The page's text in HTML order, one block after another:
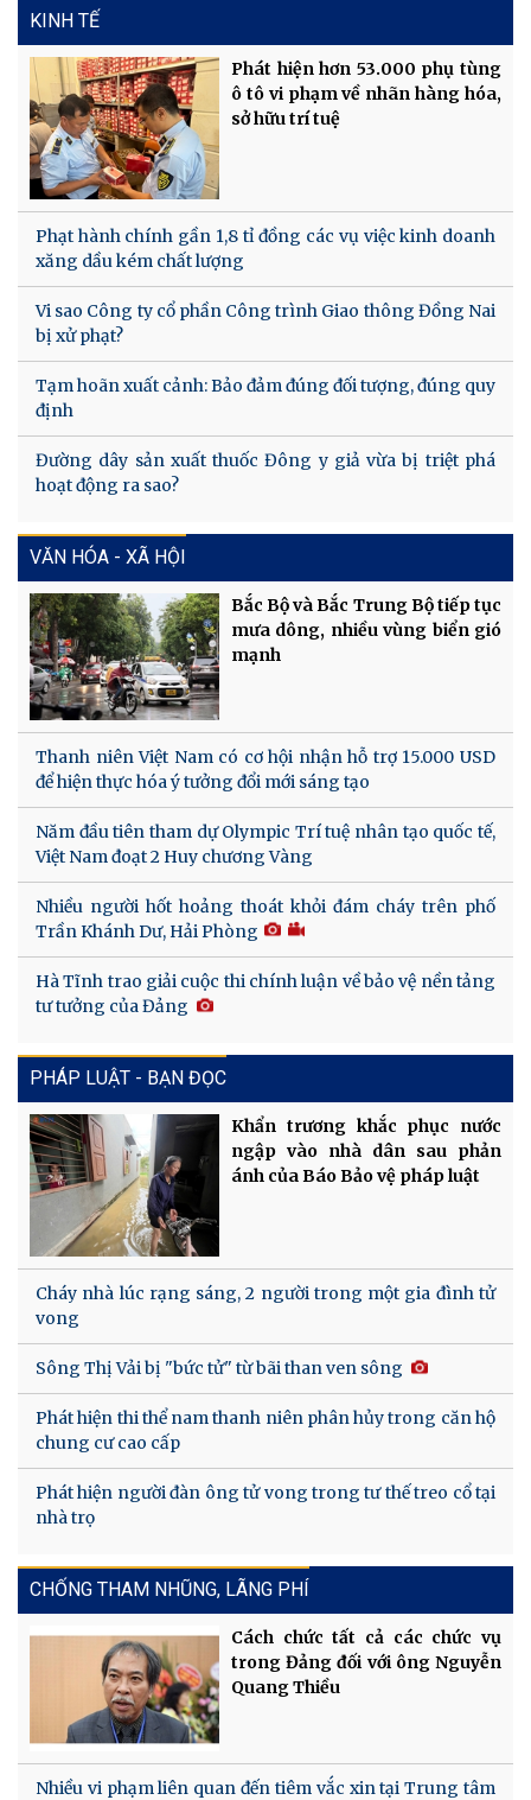
KINH TẾ
Phát hiện hơn 53.000 phụ tùng
ô tô vi phạm về nhãn hàng hóa,
sở hữu trí tuệ
Phạt hành chính gần 1,8 tỉ đồng các vụ việc kinh doanh
xăng dầu kém chất lượng
Vi sao Công ty cổ phần Công trình Giao thông Đồng Nai
bị xử phạt?
Tạm hoãn xuất cảnh: Bảo đảm đúng đối tượng, đúng quy
định
Đường dây sản xuất thuốc Đông y giả vừa bị triệt phá
hoạt động ra sao?
VĂN HÓA - XÃ HỘI
Bắc Bộ và Bắc Trung Bộ tiếp tục
mưa dông, nhiều vùng biển gió
mạnh
Thanh niên Việt Nam có cơ hội nhận hỗ trợ 15.000 USD
để hiện thực hóa ý tưởng đổi mới sáng tạo
Năm đầu tiên tham dự Olympic Trí tuệ nhân tạo quốc tế,
Việt Nam đoạt 2 Huy chương Vàng
Nhiều người hốt hoảng thoát khỏi đám cháy trên phố
Trần Khánh Dư, Hải Phòng
Hà Tĩnh trao giải cuộc thi chính luận về bảo vệ nền tảng
tư tưởng của Đảng
PHÁP LUẬT - BẠN ĐỌC
Khẩn trương khắc phục nước
ngập vào nhà dân sau phản
ánh của Báo Bảo vệ pháp luật
Cháy nhà lúc rạng sáng, 2 người trong một gia đình tử
vong
Sông Thị Vải bị "bức tử" từ bãi than ven sông
Phát hiện thi thể nam thanh niên phân hủy trong căn hộ
chung cư cao cấp
Phát hiện người đàn ông tử vong trong tư thế treo cổ tại
nhà trọ
CHỐNG THAM NHŨNG, LÃNG PHÍ
Cách chức tất cả các chức vụ
trong Đảng đối với ông Nguyễn
Quang Thiều
Nhiều vi phạm liên quan đến tiêm vắc xin tại Trung tâm